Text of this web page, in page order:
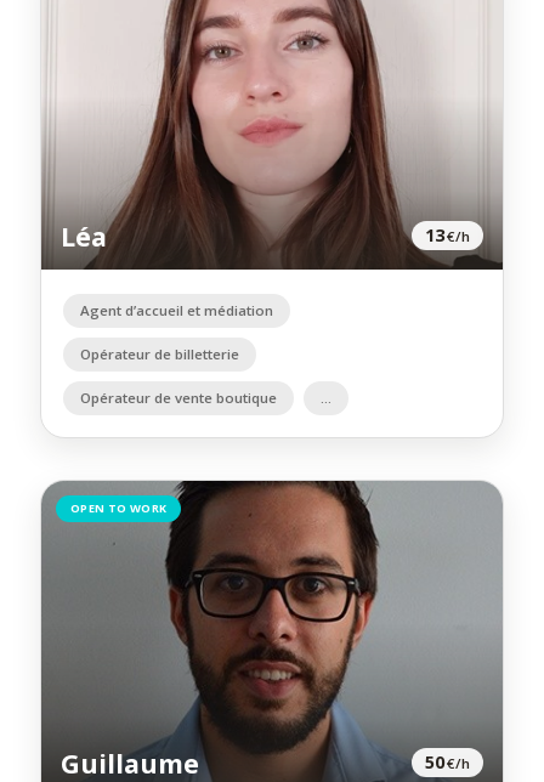
Léa 13€/h
Agent d’accueil et médiation
Opérateur de billetterie
Opérateur de vente boutique
OPEN TO WORK
Guillaume 50€/h